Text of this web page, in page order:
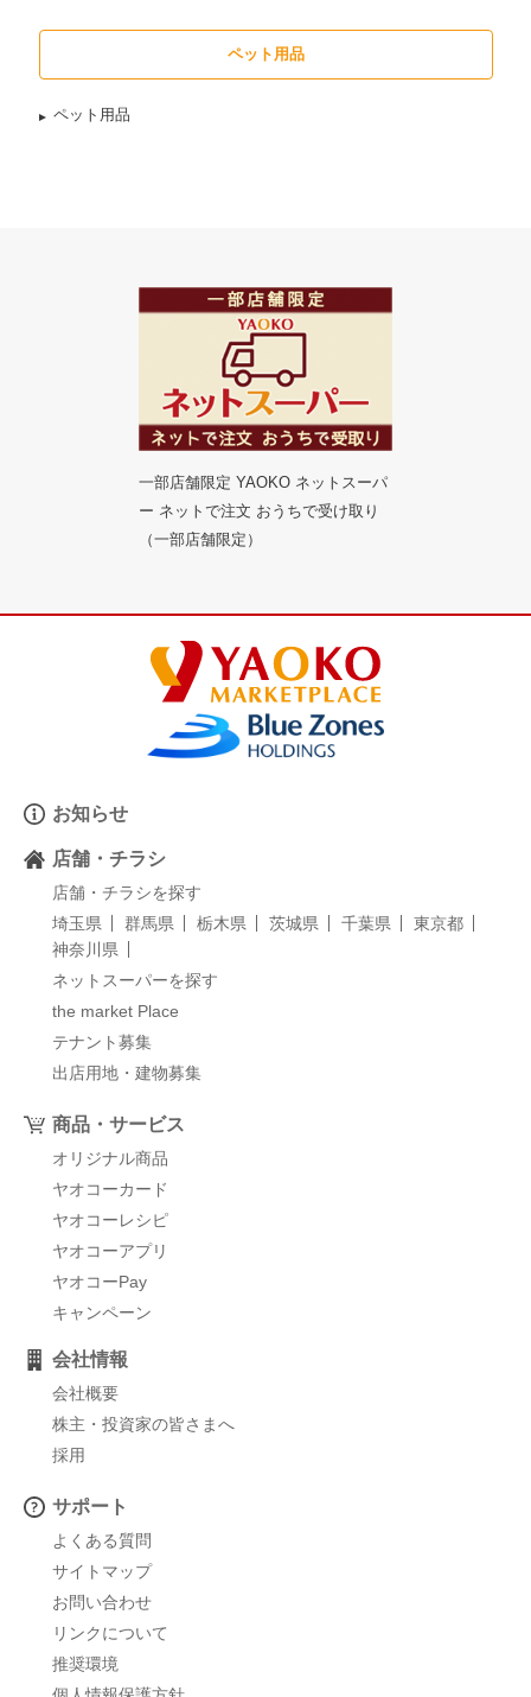
ペット用品
ペット用品
一部店舗限定 YAOKO ネットスーパ
ー ネットで注文 おうちで受け取り
（一部店舗限定）
お知らせ
店舗・チラシ
店舗・チラシを探す
埼玉県
群馬県 栃木県 茨城県 千葉県
東京都
神奈川県
ネットスーパーを探す
the market Place
テナント募集
出店用地・建物募集
商品・サービス
オリジナル商品
ヤオコーカード
ヤオコーレシピ
ヤオコーアプリ
ヤオコーPay
キャンペーン
会社情報
会社概要
株主・投資家の皆さまへ
採用
サポート
よくある質問
サイトマップ
お問い合わせ
リンクについて
推奨環境